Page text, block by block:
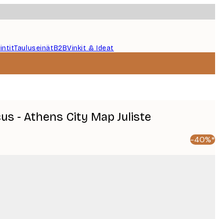
TauluseinätB2BVinkit & Ideat
- Athens City Map Juliste
-40%*